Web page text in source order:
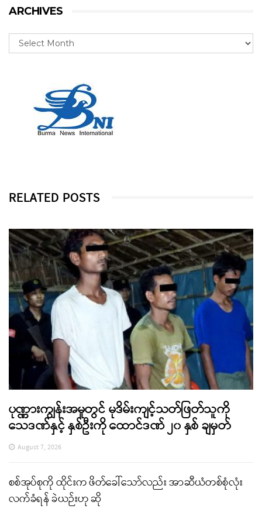
ARCHIVES
RELATED POSTS
ပုဏ္ဏားကျွန်းအမှုတွင် မုဒိမ်းကျင့်သတ်ဖြတ်သူကို
သေဒဏ်နှင့် နှစ်ဦးကို ထောင်ဒဏ် ၂၀ နှစ် ချမှတ်
August 7, 2026
စစ်အုပ်စုကို ထိုင်းက ဖိတ်ခေါ်သော်လည်း အာဆီယံတစ်စုံလုံး
လက်ခံရန် ခဲယဉ်းဟု ဆို